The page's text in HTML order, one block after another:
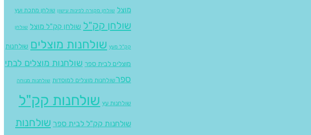
מוצל שולחן מקורה לפינות עישון שולחן מתכת ועץ
שולחן קק"ל שולחן קק"ל מוצל שולחן
קק"ל מעץ שולחנות מוצלים שולחנות
מוצלים לבית ספר שולחנות מוצלים לבתי
ספר​שולחנות מוצלים למוסדות שולחנות מנוחה
שולחנות עץ שולחנות קק"ל
שולחנות קק"ל לבית ספר שולחנות